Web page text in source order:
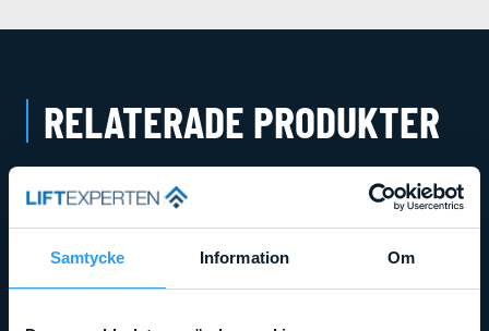
Samtycke Information Om
RELATERADE PRODUKTER